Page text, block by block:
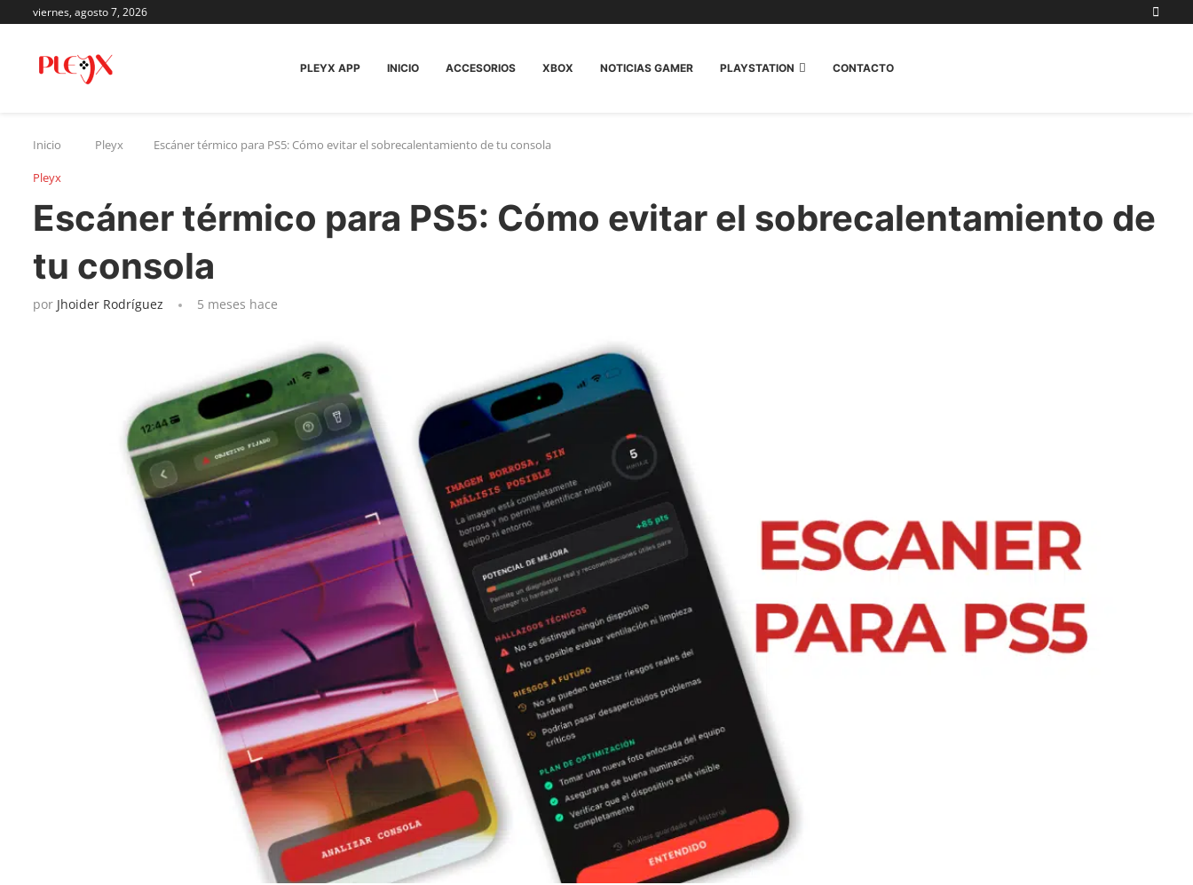
viernes, agosto 7, 2026
PLEYX APP INICIO ACCESORIOS XBOX NOTICIAS GAMER PLAYSTATION CONTACTO
Inicio Pleyx Escáner térmico para PS5: Cómo evitar el sobrecalentamiento de tu consola
Pleyx
Escáner térmico para PS5: Cómo evitar el sobrecalentamiento de
tu consola
por Jhoider Rodríguez 5 meses hace